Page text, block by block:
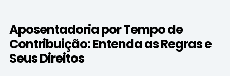
Aposentadoria por Tempo de
Contribuição: Entenda as Regras e
Seus Direitos